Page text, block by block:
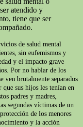
atendido y
tiene que ser
de salud mental
sin eufemismos y
y el impacto grave
Por no hablar de los
ven brutalmente separados
sus hijos les tenían en
padres y madres,
segundas víctimas de un
de los menores
y la acción